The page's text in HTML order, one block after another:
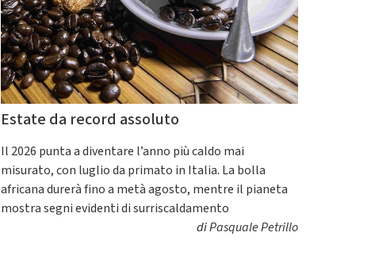
Estate da record assoluto
Il 2026 punta a diventare l’anno più caldo mai
misurato, con luglio da primato in Italia. La bolla
africana durerà fino a metà agosto, mentre il pianeta
mostra segni evidenti di surriscaldamento
diPasquale Petrillo